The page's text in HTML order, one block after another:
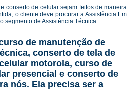
conserto de celular sejam feitos de maneira
o cliente deve procurar a Assistência Em
segmento de Assistência Técnica.
de manutenção de
conserto de tela de
motorola, curso de
presencial e conserto de
nós. Ela precisa ser a